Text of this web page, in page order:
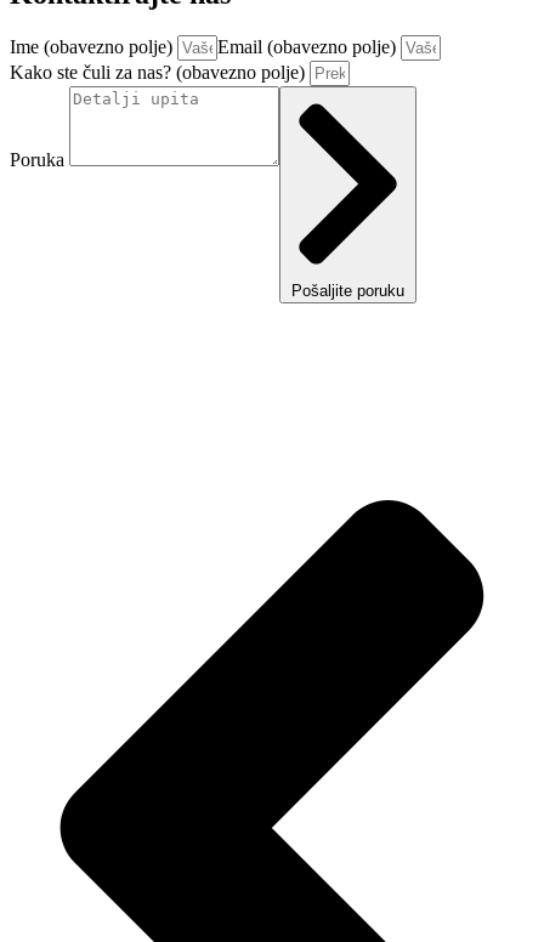
Ime (obavezno polje)
Email (obavezno polje)
Kako ste čuli za nas? (obavezno polje)
Poruka
Pošaljite poruku